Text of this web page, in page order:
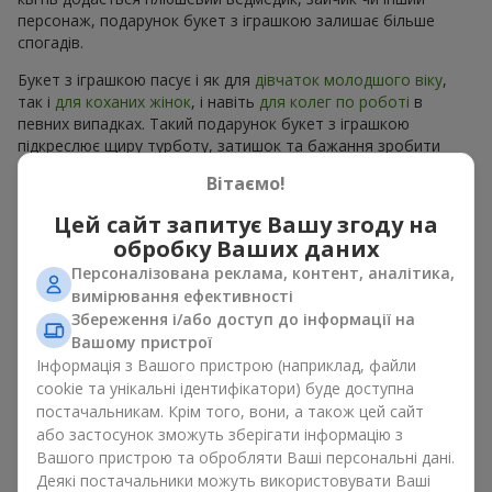
персонаж, подарунок букет з іграшкою залишає більше
спогадів.
Букет з іграшкою пасує і як для дівчаток молодшого віку,
так і для коханих жінок, і навіть для колег по роботі в
певних випадках. Такий подарунок букет з іграшкою
підкреслює щиру турботу, затишок та бажання зробити
людині приємно. На
пропозиції на будь-який смак та бюджет, щоб зробити
подарунок в м. Знаменівка незабутнім.
Як м’яка іграшка підкреслює
емоції разом із квітами
Букет з іграшкою — універсальне і завжди влучне рішення.
Таке поєднання подвоює емоції та дає можливість
оновлювати їх в пам’яті, кожен раз, коли плюшевий
приятель потрапляє у поле зору Разом букет з іграшкою
працюють ідеально. Квіти та іграшка створюють баланс між
красою і ніжністю, а ще залишають приємний подарунок на
довгі роки.
Вітаємо!
Цей сайт запитує Вашу згоду на
обробку Ваших даних
Персоналізована реклама, контент, аналітика,
вимірювання ефективності
Збереження і/або доступ до інформації на
Вашому пристрої
Інформація з Вашого пристрою (наприклад, файли
cookie та унікальні ідентифікатори) буде доступна
постачальникам. Крім того, вони, а також цей сайт
або застосунок зможуть зберігати інформацію з
Вашого пристрою та обробляти Ваші персональні дані.
Деякі постачальники можуть використовувати Ваші